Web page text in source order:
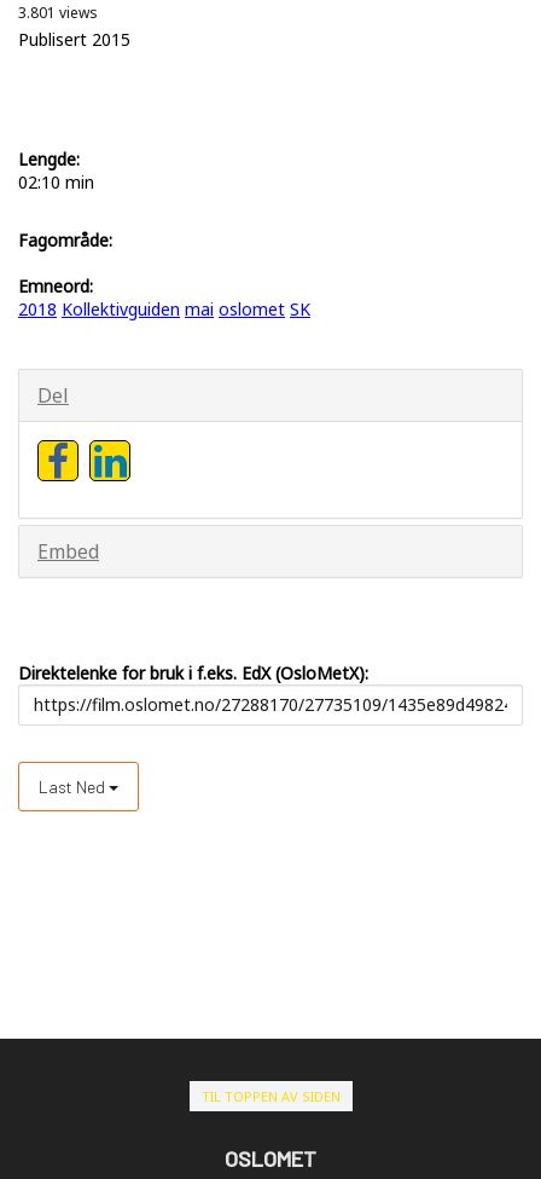
3.801 views
Publisert 2015
Lengde:
02:10 min
Fagområde:
Emneord:
2018 Kollektivguiden mai oslomet SK
Del
Embed
Direktelenke for bruk i f.eks. EdX (OsloMetX):
Last Ned
TIL TOPPEN AV SIDEN
OSLOMET